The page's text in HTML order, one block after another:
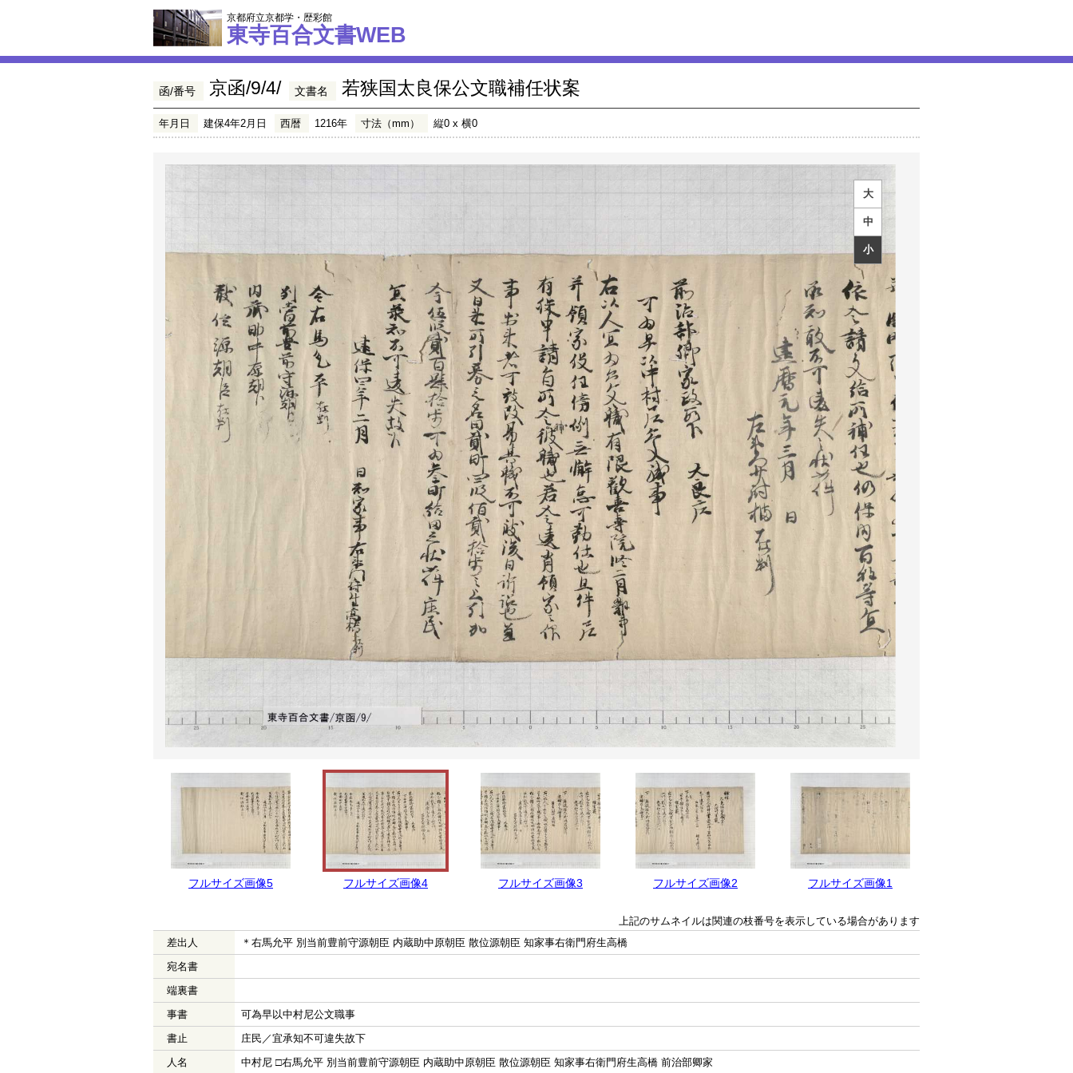
京都府立京都学・歴彩館
東寺百合文書WEB
函/番号 京函/9/4/ 文書名 若狭国太良保公文職補任状案
年月日 建保4年2月日 西暦 1216年 寸法（mm） 縦0 x 横0
大
中
小
フルサイズ画像5 フルサイズ画像4 フルサイズ画像3 フルサイズ画像2 フルサイズ画像1
上記のサムネイルは関連の枝番号を表示している場合があります
差出人
＊右馬允平 別当前豊前守源朝臣 内蔵助中原朝臣 散位源朝臣 知家事右衛門府生高橋
宛名書
端裏書
事書
可為早以中村尼公文職事
書止
庄民／宜承知不可違失故下
人名
中村尼 □右馬允平 別当前豊前守源朝臣 内蔵助中原朝臣 散位源朝臣 知家事右衛門府生高橋 前治部卿家